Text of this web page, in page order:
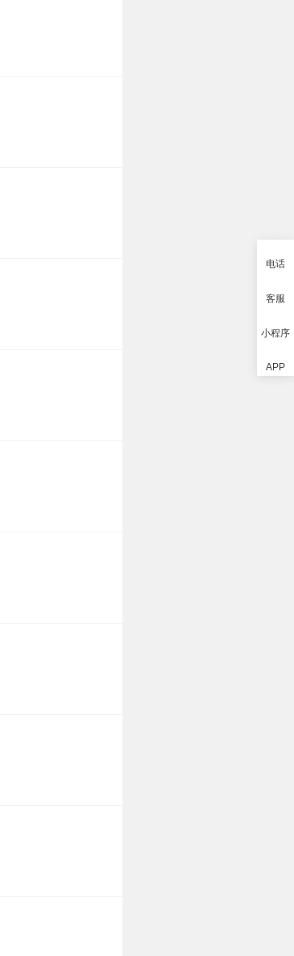
电话
客服
小程序
APP